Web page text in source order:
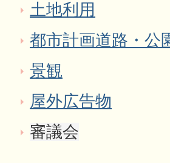
土地利用
都市計画道路・公
景観
屋外広告物
審議会